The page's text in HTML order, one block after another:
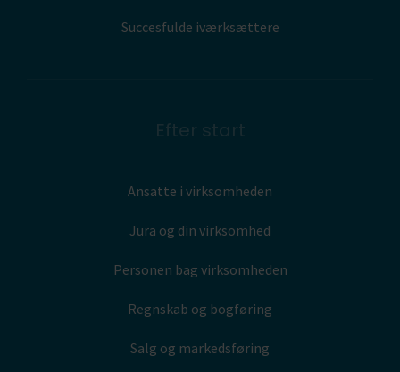
Succesfulde iværksættere
Efter start
Ansatte i virksomheden
Jura og din virksomhed
Personen bag virksomheden
Regnskab og bogføring
Salg og markedsføring